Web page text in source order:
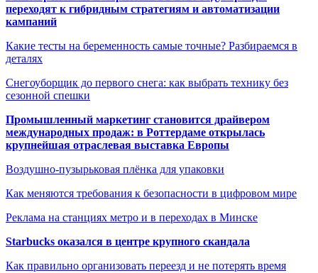
переходят к гибридным стратегиям и автоматизации
кампаний
Какие тесты на беременность самые точные? Разбираемся в
деталях
Снегоуборщик до первого снега: как выбрать технику без
сезонной спешки
Промышленный маркетинг становится драйвером
международных продаж: в Роттердаме открылась
крупнейшая отраслевая выставка Европы
Воздушно-пузырьковая плёнка для упаковки
Как меняются требования к безопасности в цифровом мире
Реклама на станциях метро и в переходах в Минске
Starbucks оказался в центре крупного скандала
Как правильно организовать переезд и не потерять время